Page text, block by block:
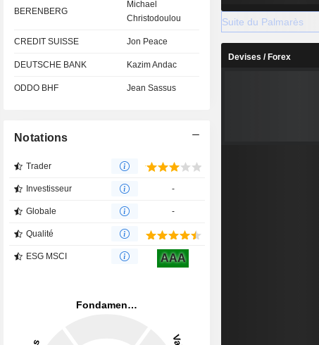
BERENBERG
Michael
Christodoulou
CREDIT SUISSE Jon Peace
DEUTSCHE BANK Kazim Andac
ODDO BHF Jean Sassus
Notations
Trader
Investisseur -
Globale -
Qualité
ESG MSCI AAA
Suite du Palmarès
Devises / Forex